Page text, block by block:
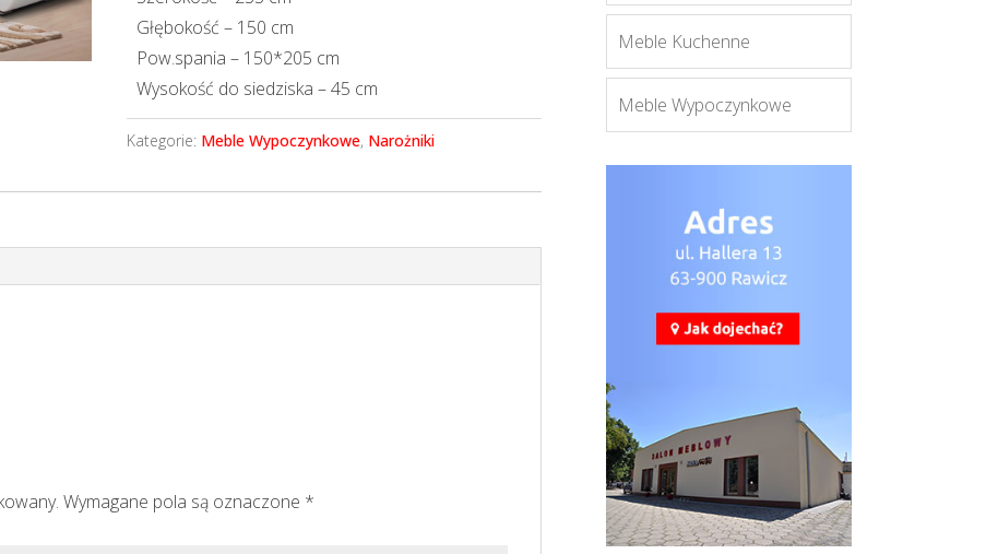
Głębokość – 150 cm
Pow.spania – 150*205 cm
Wysokość do siedziska – 45 cm
Kategorie: Meble Wypoczynkowe, Narożniki
Wymagane pola są oznaczone *
Meble Kuchenne
Meble Wypoczynkowe